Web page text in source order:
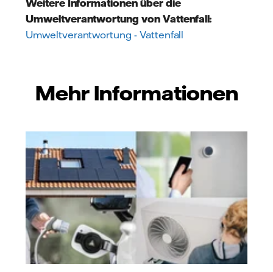
Weitere Informationen über die
Umweltverantwortung von Vattenfall:
Umweltverantwortung - Vattenfall
Mehr Informationen